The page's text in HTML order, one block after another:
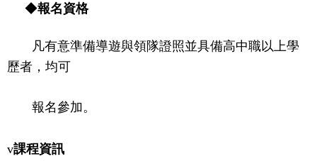
◆報名資格
凡有意準備導遊與領隊證照並具備高中職以上學
歷者，均可
報名參加。
v課程資訊